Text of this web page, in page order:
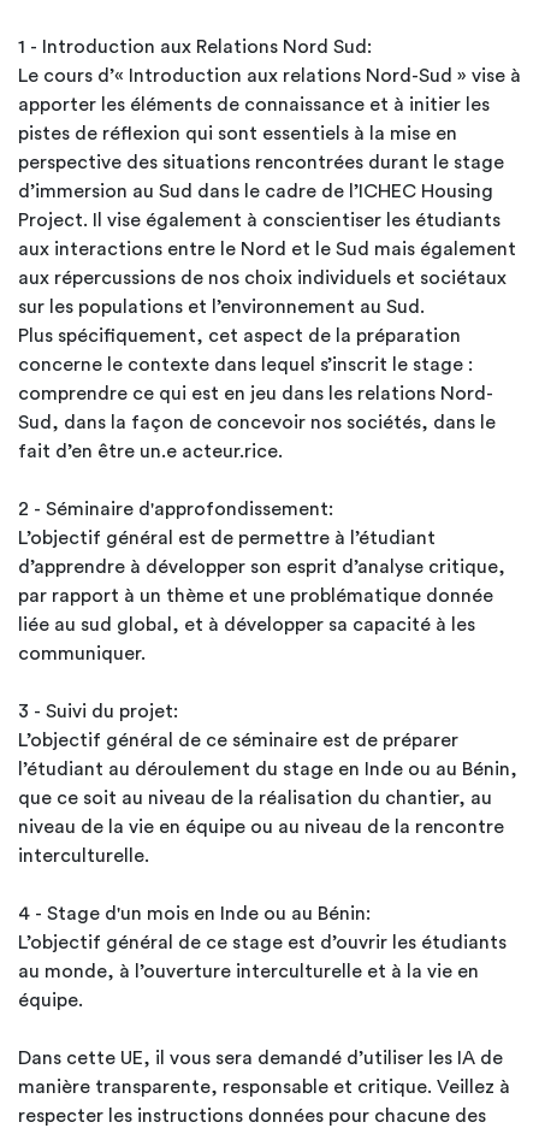
1 - Introduction aux Relations Nord Sud:
Le cours d’« Introduction aux relations Nord-Sud » vise à
apporter les éléments de connaissance et à initier les
pistes de réflexion qui sont essentiels à la mise en
perspective des situations rencontrées durant le stage
d’immersion au Sud dans le cadre de l’ICHEC Housing
Project. Il vise également à conscientiser les étudiants
aux interactions entre le Nord et le Sud mais également
aux répercussions de nos choix individuels et sociétaux
sur les populations et l’environnement au Sud.
Plus spécifiquement, cet aspect de la préparation
concerne le contexte dans lequel s’inscrit le stage :
comprendre ce qui est en jeu dans les relations Nord-
Sud, dans la façon de concevoir nos sociétés, dans le
fait d’en être un.e acteur.rice.
2 - Séminaire d'approfondissement:
L’objectif général est de permettre à l’étudiant
d’apprendre à développer son esprit d’analyse critique,
par rapport à un thème et une problématique donnée
liée au sud global, et à développer sa capacité à les
communiquer.
3 - Suivi du projet:
L’objectif général de ce séminaire est de préparer
l’étudiant au déroulement du stage en Inde ou au Bénin,
que ce soit au niveau de la réalisation du chantier, au
niveau de la vie en équipe ou au niveau de la rencontre
interculturelle.
4 - Stage d'un mois en Inde ou au Bénin:
L’objectif général de ce stage est d’ouvrir les étudiants
au monde, à l’ouverture interculturelle et à la vie en
équipe.
Dans cette UE, il vous sera demandé d’utiliser les IA de
manière transparente, responsable et critique. Veillez à
respecter les instructions données pour chacune des